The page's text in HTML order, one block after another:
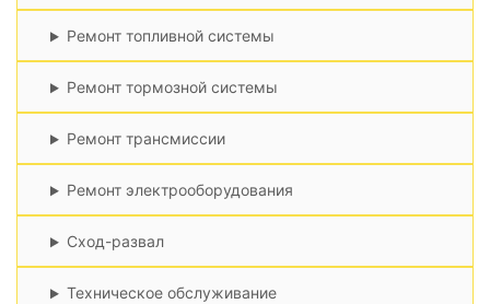
Ремонт топливной системы
Ремонт тормозной системы
Ремонт трансмиссии
Ремонт электрооборудования
Сход-развал
Техническое обслуживание